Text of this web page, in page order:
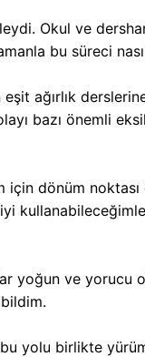
Okul ve
bu süreci
ağırlık
bazı önemli
için dönüm
yoğun ve yorucu
yolu birlikte